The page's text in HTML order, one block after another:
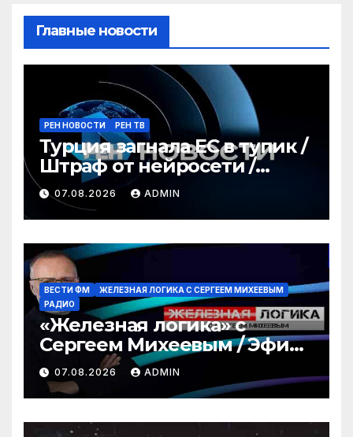
Главные новости
РЕН НОВОСТИ РЕН ТВ
Турция загнала ЕС в тупик /
Штраф от нейросети /
Война за пляжи / РЕН
Новости 12:30, 07.08.2026
07.08.2026 ADMIN
ВЕСТИ ФМ
ЖЕЛЕЗНАЯ ЛОГИКА С СЕРГЕЕМ МИХЕЕВЫМ
РАДИО
«Железная логика» с
Сергеем Михеевым / Эфир
07.08.2026
07.08.2026 ADMIN